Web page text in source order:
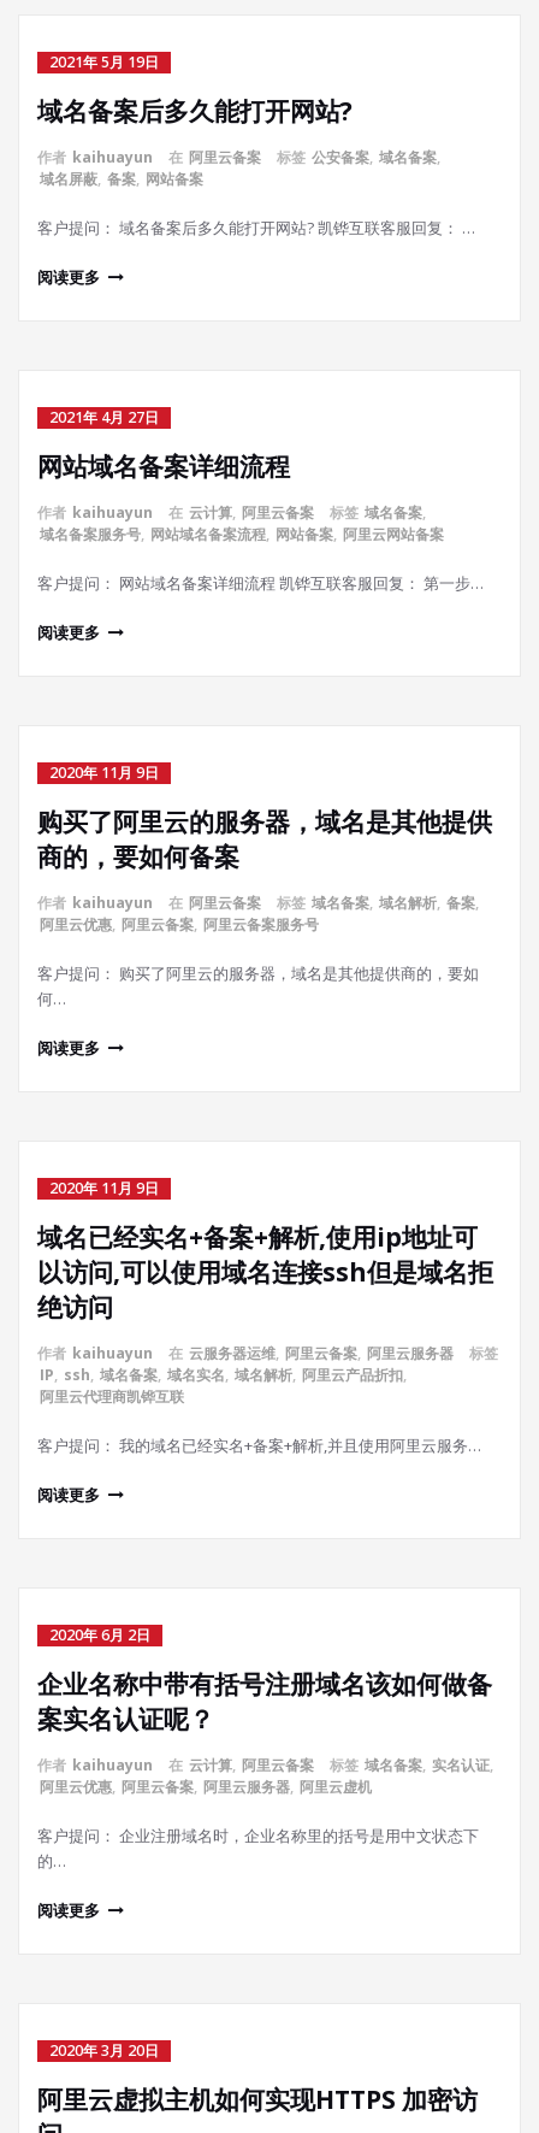
2021年 5月 19日
域名备案后多久能打开网站?
作者 kaihuayun 在 阿里云备案 标签 公安备案, 域名备案,
域名屏蔽, 备案, 网站备案
客户提问： 域名备案后多久能打开网站? 凯铧互联客服回复： …
阅读更多
2021年 4月 27日
网站域名备案详细流程
作者 kaihuayun 在 云计算, 阿里云备案 标签 域名备案,
域名备案服务号, 网站域名备案流程, 网站备案, 阿里云网站备案
客户提问： 网站域名备案详细流程 凯铧互联客服回复： 第一步…
阅读更多
2020年 11月 9日
购买了阿里云的服务器，域名是其他提供
商的，要如何备案
作者 kaihuayun 在 阿里云备案 标签 域名备案, 域名解析, 备案,
阿里云优惠, 阿里云备案, 阿里云备案服务号
客户提问： 购买了阿里云的服务器，域名是其他提供商的，要如
何…
阅读更多
2020年 11月 9日
域名已经实名+备案+解析,使用ip地址可
以访问,可以使用域名连接ssh但是域名拒
绝访问
作者 kaihuayun 在 云服务器运维, 阿里云备案, 阿里云服务器
标签
IP, ssh, 域名备案, 域名实名, 域名解析, 阿里云产品折扣,
阿里云代理商凯铧互联
客户提问： 我的域名已经实名+备案+解析,并且使用阿里云服务…
阅读更多
2020年 6月 2日
企业名称中带有括号注册域名该如何做备
案实名认证呢？
作者 kaihuayun 在 云计算, 阿里云备案 标签 域名备案, 实名认证,
阿里云优惠, 阿里云备案, 阿里云服务器, 阿里云虚机
客户提问： 企业注册域名时，企业名称里的括号是用中文状态下
的…
阅读更多
2020年 3月 20日
阿里云虚拟主机如何实现HTTPS 加密访